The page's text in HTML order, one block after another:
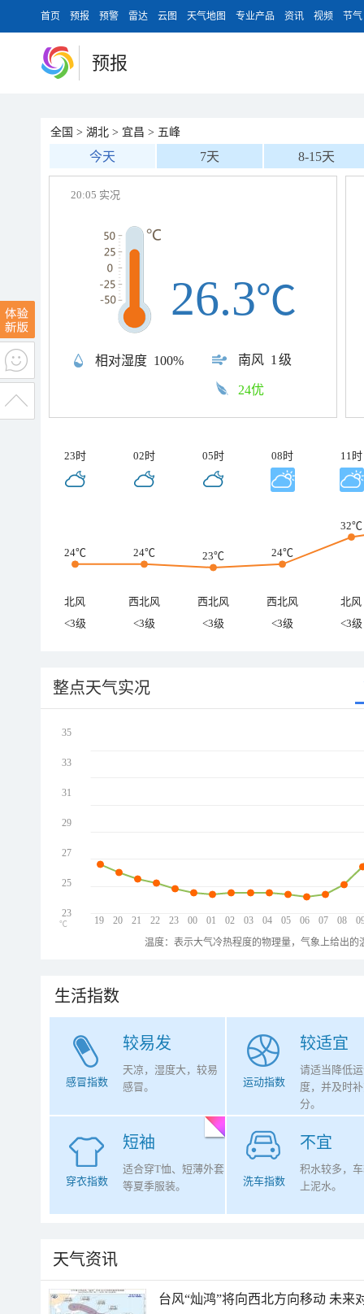
首页 预报 预警 雷达 云图 天气地图 专业产品 资讯 视频 节气
预报
全国 > 湖北 > 宜昌 > 五峰
今天 7天 8-15天
20:05 实况
相对湿度 100% 南风 1级
26.3℃
24优
23时 02时 05时 08时 11时
24℃ 24℃ 23℃ 24℃
32℃
北风 西北风 西北风 西北风
北风
<3级
<3级 <3级 <3级 <3级
整点天气实况
19 20 21 22 23 00 01 02 03 04 05 06 07 08
35
33
31
29
27
25
23
℃
温度：表示大气冷热程度的物理量，气象上给出
生活指数
较易发
感冒指数
天凉，湿度大，较易
感冒。
较适宜
运动指数
请适当降低
度，并及时
分。
短袖
穿衣指数
适合穿T恤、短薄外套
等夏季服装。
不宜
洗车指数
积水较多，
上泥水。
天气资讯
台风“灿鸿”将向西北方向移动 未来